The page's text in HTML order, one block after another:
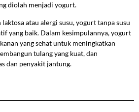
diolah menjadi yogurt.
atau alergi susu, yogurt tanpa susu
yang baik. Dalam kesimpulannya, yogurt
yang sehat untuk meningkatkan
tulang yang kuat, dan
dan penyakit jantung.